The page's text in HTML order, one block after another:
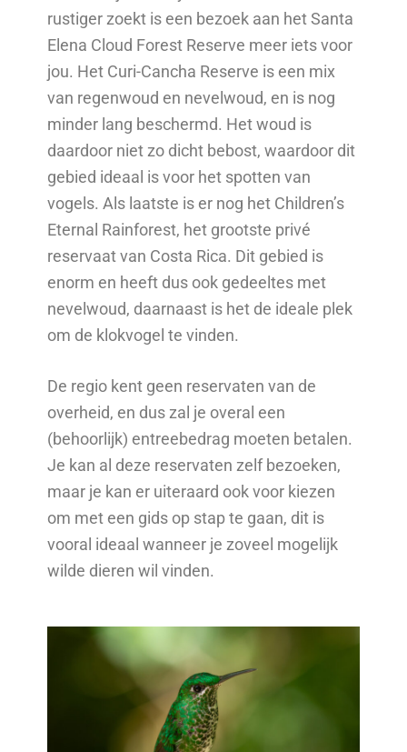
rustiger zoekt is een bezoek aan het Santa
Elena Cloud Forest Reserve meer iets voor
jou. Het Curi-Cancha Reserve is een mix
van regenwoud en nevelwoud, en is nog
minder lang beschermd. Het woud is
daardoor niet zo dicht bebost, waardoor dit
gebied ideaal is voor het spotten van
vogels. Als laatste is er nog het Children’s
Eternal Rainforest, het grootste privé
reservaat van Costa Rica. Dit gebied is
enorm en heeft dus ook gedeeltes met
nevelwoud, daarnaast is het de ideale plek
om de klokvogel te vinden.
De regio kent geen reservaten van de
overheid, en dus zal je overal een
(behoorlijk) entreebedrag moeten betalen.
Je kan al deze reservaten zelf bezoeken,
maar je kan er uiteraard ook voor kiezen
om met een gids op stap te gaan, dit is
vooral ideaal wanneer je zoveel mogelijk
wilde dieren wil vinden.